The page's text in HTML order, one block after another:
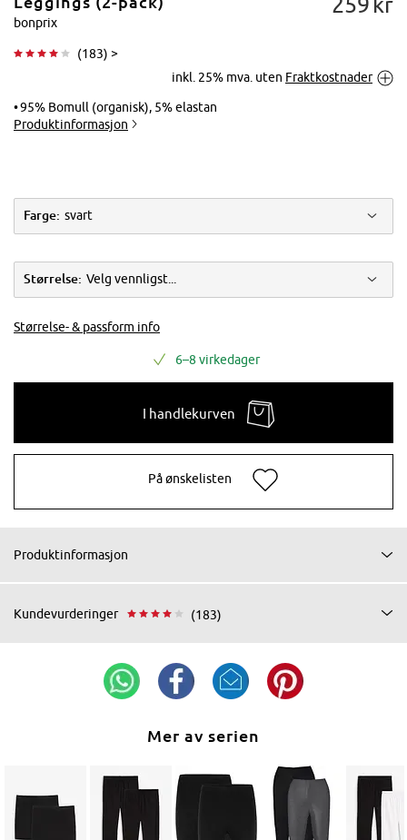
Trykk for å
bonprix
(183) >
inkl. 25% mva. uten Fraktkostnader
95% Bomull (organisk), 5% elastan
Produktinformasjon
Farge: svart
Størrelse: Velg vennligst...
Størrelse- & passform info
6–8 virkedager
I handlekurven
På ønskelisten
Produktinformasjon
Kundevurderinger (183)
Mer av serien